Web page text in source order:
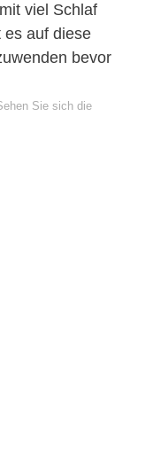
viel Schlaf
es auf diese
bevor
Sie sich die